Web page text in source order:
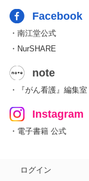
Facebook
・南江堂公式
・NurSHARE
note
・『がん看護』編集室
Instagram
・電子書籍 公式
ログイン